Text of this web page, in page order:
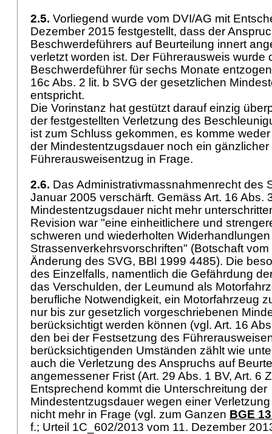
2.5. Vorliegend wurde vom DVI/AG mit
Dezember 2015 festgestellt, dass der
Beschwerdeführers auf Beurteilung innert
verletzt worden ist. Der Führerausweis wurde
Beschwerdeführer für sechs Monate
16c Abs. 2 lit. b SVG der gesetzlichen
entspricht.
Die Vorinstanz hat gestützt darauf einzig
der festgestellten Verletzung des
ist zum Schluss gekommen, es komme
der Mindestentzugsdauer noch ein
Führerausweisentzug in Frage.
2.6. Das Administrativmassnahmenrecht des
Januar 2005 verschärft. Gemäss Art. 16 Abs.
Mindestentzugsdauer nicht mehr
Revision war "eine einheitlichere und
schweren und wiederholten
Strassenverkehrsvorschriften" (Botschaft
Änderung des SVG, BBl 1999 4485). Die
des Einzelfalls, namentlich die Gefährdung
das Verschulden, der Leumund als
berufliche Notwendigkeit, ein Motorfahrzeug
nur bis zur gesetzlich vorgeschriebenen
berücksichtigt werden können (vgl. Art. 16
den bei der Festsetzung des
berücksichtigenden Umständen zählt wie
auch die Verletzung des Anspruchs auf
angemessener Frist (Art. 29 Abs. 1 BV, Art. 6
Entsprechend kommt die Unterschreitung der
Mindestentzugsdauer wegen einer
nicht mehr in Frage (vgl. zum Ganzen BGE
f.; Urteil 1C_602/2013 vom 11. Dezember